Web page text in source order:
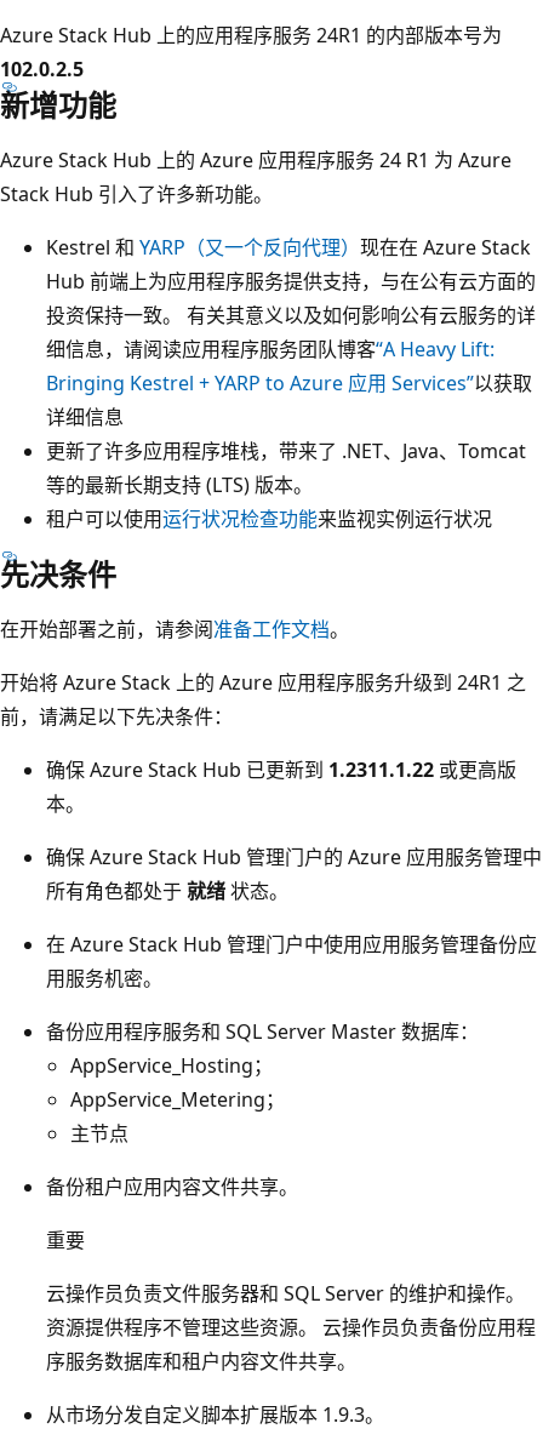
Azure Stack Hub 上的应用程序服务 24R1 的内部版本号为
102.0.2.5
新增功能
Azure Stack Hub 上的 Azure 应用程序服务 24 R1 为 Azure
Stack Hub 引入了许多新功能。
Kestrel 和 YARP（又一个反向代理） 现在在 Azure Stack
Hub 前端上为应用程序服务提供支持，与在公有云方面的
投资保持一致。 有关其意义以及如何影响公有云服务的详
细信息，请阅读应用程序服务团队博客“A Heavy Lift:
Bringing Kestrel + YARP to Azure 应用 Services”以获取
详细信息
更新了许多应用程序堆栈，带来了 .NET、Java、Tomcat
等的最新长期支持 (LTS) 版本。
租户可以使用运行状况检查功能来监视实例运行状况
先决条件
在开始部署之前，请参阅准备工作文档。
开始将 Azure Stack 上的 Azure 应用程序服务升级到 24R1 之
前，请满足以下先决条件：
确保 Azure Stack Hub 已更新到 1.2311.1.22 或更高版
本。
确保 Azure Stack Hub 管理门户的 Azure 应用服务管理中
所有角色都处于就绪状态。
在 Azure Stack Hub 管理门户中使用应用服务管理备份应
用服务机密。
备份应用程序服务和 SQL Server Master 数据库：
AppService_Hosting；
AppService_Metering；
主节点
备份租户应用内容文件共享。
重要
云操作员负责文件服务器和 SQL Server 的维护和操作。
资源提供程序不管理这些资源。 云操作员负责备份应用程
序服务数据库和租户内容文件共享。
从市场分发自定义脚本扩展版本 1.9.3。